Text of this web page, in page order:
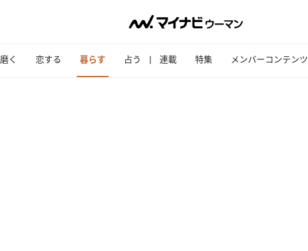
磨く 恋する 暮らす 占う 連載 特集 メンバーコンテンツ